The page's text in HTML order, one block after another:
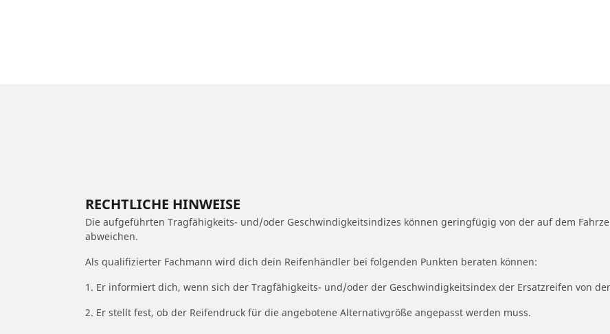
RECHTLICHE HINWEISE
Die aufgeführten Tragfähigkeits- und/oder Geschwindigkeitsindizes können geringfügig von der auf dem
abweichen.
Als qualifizierter Fachmann wird dich dein Reifenhändler bei folgenden Punkten beraten können:
1. Er informiert dich, wenn sich der Tragfähigkeits- und/oder der Geschwindigkeitsindex der Ersatzreifen von
2. Er stellt fest, ob der Reifendruck für die angebotene Alternativgröße angepasst werden muss.